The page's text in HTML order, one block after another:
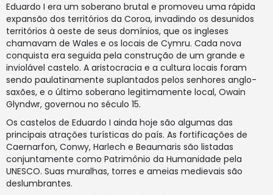
Eduardo I era um soberano brutal e promoveu uma rápida
expansão dos territórios da Coroa, invadindo os desunidos
territórios à oeste de seus domínios, que os ingleses
chamavam de Wales e os locais de Cymru. Cada nova
conquista era seguida pela construção de um grande e
inviolável castelo. A aristocracia e a cultura locais foram
sendo paulatinamente suplantados pelos senhores anglo-
saxões, e o último soberano legitimamente local, Owain
Glyndwr, governou no século 15.
Os castelos de Eduardo I ainda hoje são algumas das
principais atrações turísticas do país. As fortificações de
Caernarfon, Conwy, Harlech e Beaumaris são listadas
conjuntamente como Patrimônio da Humanidade pela
UNESCO. Suas muralhas, torres e ameias medievais são
deslumbrantes.